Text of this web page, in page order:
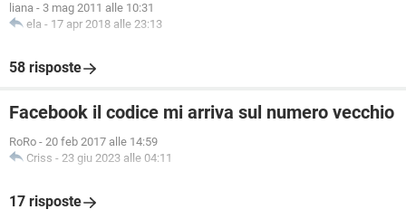
liana - 3 mag 2011 alle 10:31
ela - 17 apr 2018 alle 23:13
58 risposte
Facebook il codice mi arriva sul numero vecchio
RoRo - 20 feb 2017 alle 14:59
Criss - 23 giu 2023 alle 04:11
17 risposte